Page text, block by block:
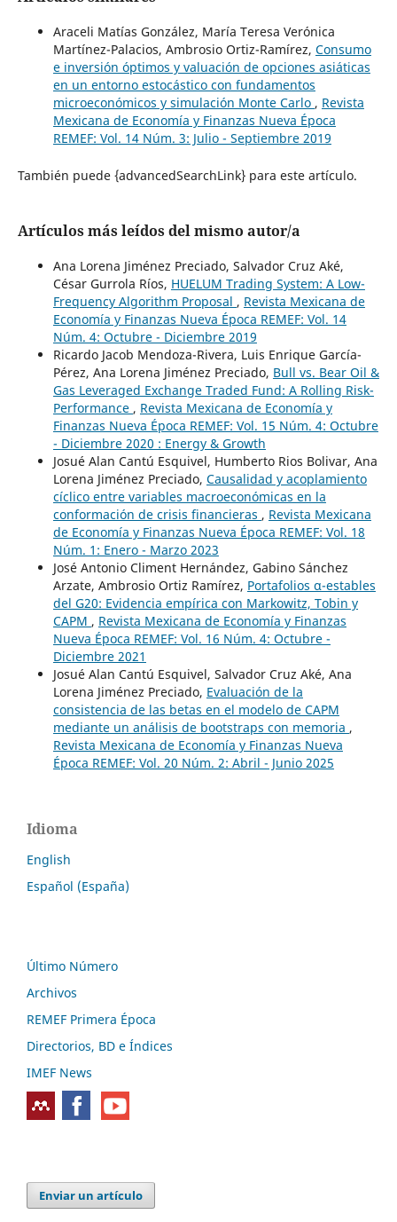
Araceli Matías González, María Teresa Verónica
Martínez-Palacios, Ambrosio Ortiz-Ramírez, Consumo
e inversión óptimos y valuación de opciones asiáticas
en un entorno estocástico con fundamentos
microeconómicos y simulación Monte Carlo , Revista
Mexicana de Economía y Finanzas Nueva Época
REMEF: Vol. 14 Núm. 3: Julio - Septiembre 2019
También puede {advancedSearchLink} para este artículo.
Artículos más leídos del mismo autor/a
Ana Lorena Jiménez Preciado, Salvador Cruz Aké,
César Gurrola Ríos, HUELUM Trading System: A Low-
Frequency Algorithm Proposal , Revista Mexicana de
Economía y Finanzas Nueva Época REMEF: Vol. 14
Núm. 4: Octubre - Diciembre 2019
Ricardo Jacob Mendoza-Rivera, Luis Enrique García-
Pérez, Ana Lorena Jiménez Preciado, Bull vs. Bear Oil &
Gas Leveraged Exchange Traded Fund: A Rolling Risk-
Performance , Revista Mexicana de Economía y
Finanzas Nueva Época REMEF: Vol. 15 Núm. 4: Octubre
- Diciembre 2020 : Energy & Growth
Josué Alan Cantú Esquivel, Humberto Rios Bolivar, Ana
Lorena Jiménez Preciado, Causalidad y acoplamiento
cíclico entre variables macroeconómicas en la
conformación de crisis financieras , Revista Mexicana
de Economía y Finanzas Nueva Época REMEF: Vol. 18
Núm. 1: Enero - Marzo 2023
José Antonio Climent Hernández, Gabino Sánchez
Arzate, Ambrosio Ortiz Ramírez, Portafolios α-estables
del G20: Evidencia empírica con Markowitz, Tobin y
CAPM , Revista Mexicana de Economía y Finanzas
Nueva Época REMEF: Vol. 16 Núm. 4: Octubre -
Diciembre 2021
Josué Alan Cantú Esquivel, Salvador Cruz Aké, Ana
Lorena Jiménez Preciado, Evaluación de la
consistencia de las betas en el modelo de CAPM
mediante un análisis de bootstraps con memoria ,
Revista Mexicana de Economía y Finanzas Nueva
Época REMEF: Vol. 20 Núm. 2: Abril - Junio 2025
Idioma
English
Español (España)
Último Número
Archivos
REMEF Primera Época
Directorios, BD e Índices
IMEF News
Enviar un artículo